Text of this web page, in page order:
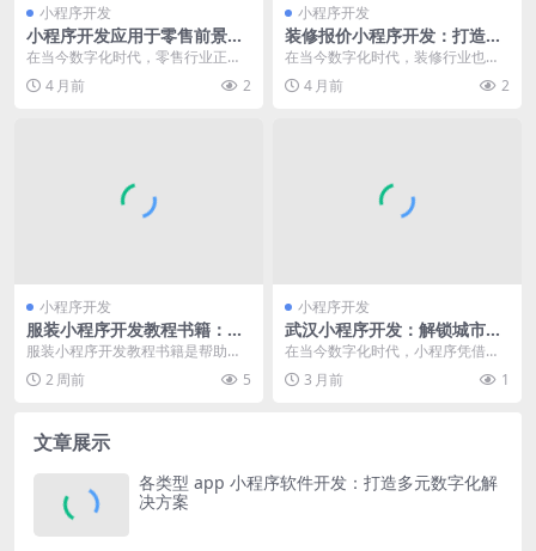
小程序开发
小程序开发应用于零售前景如
何？优势与挑战全解析
在当今数字化时代，零售行业正经
历着前所未有的变革。随着智能手
机的普及和移动互联网...
4 月前 2
小程序开发
装修报价小程序开发：打造便
捷高效装修报价解决方案
在当今数字化时代，装修行业也在
不断寻求创新与变革。装修报价是
装修过程中至关重要的...
4 月前 2
小程序开发
服装小程序开发教程书籍：开
启时尚便捷服装编程新旅程
服装小程序开发教程书籍是帮助开
发者深入了解并掌握服装小程序开
发的宝贵资源。这类书...
2 周前 5
小程序开发
武汉小程序开发：解锁城市数
字化新机遇与无限可能
在当今数字化时代，小程序凭借其
便捷、高效、无需下载等优势，成
为了众多企业和商家拓...
3 月前 1
文章展示
各类型 app 小程序软件开发：打造多元数字化解
决方案